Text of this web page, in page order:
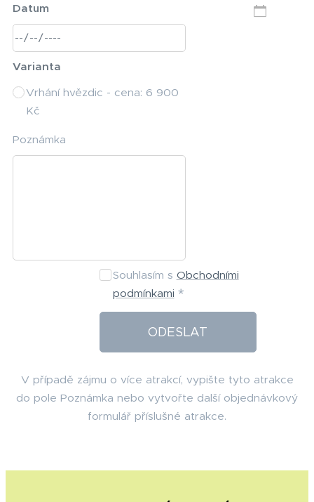
Datum
Varianta
Vrhání hvězdic - cena: 6 900
Kč
Poznámka
Souhlasím s Obchodními
podmínkami
ODESLAT
V případě zájmu o více atrakcí, vypište tyto atrakce
do pole Poznámka nebo vytvořte další objednávkový
formulář příslušné atrakce.